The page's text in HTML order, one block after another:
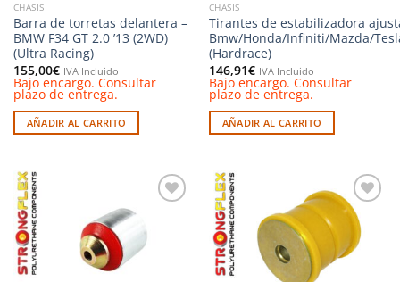
CHASIS
Barra de torretas delantera –
BMW F34 GT 2.0 ’13 (2WD)
(Ultra Racing)
155,00€ IVA Incluido
Bajo encargo. Consultar
plazo de entrega.
AÑADIR AL CARRITO
CHASIS
Tirantes de estabilizadora
Bmw/Honda/Infiniti/Mazda/
(Hardrace)
146,91€ IVA Incluido
Bajo encargo. Consultar
plazo de entrega.
AÑADIR AL CARRITO
Añadir
a la
lista de
deseos